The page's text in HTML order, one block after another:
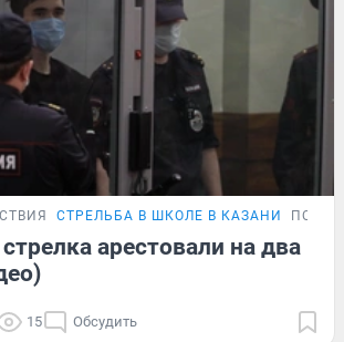
СТРЕЛЬБА В ШКОЛЕ В КАЗАНИ
арестовали на два
15 Обсудить